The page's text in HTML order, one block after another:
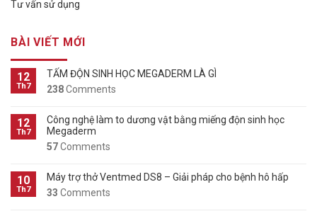
Tư vấn sử dụng
BÀI VIẾT MỚI
12
Th7
TẤM ĐỘN SINH HỌC MEGADERM LÀ GÌ
238Comments
12
Th7
Công nghệ làm to dương vật bằng miếng độn sinh học
Megaderm
57Comments
10
Th7
Máy trợ thở Ventmed DS8 – Giải pháp cho bệnh hô hấp
33 Comments